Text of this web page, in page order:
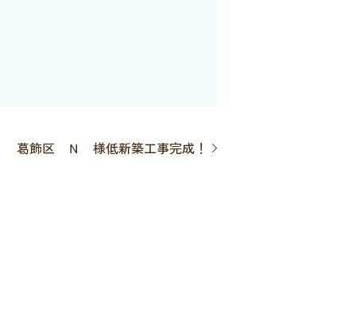
葛飾区 Ｎ 様低新築工事完成！